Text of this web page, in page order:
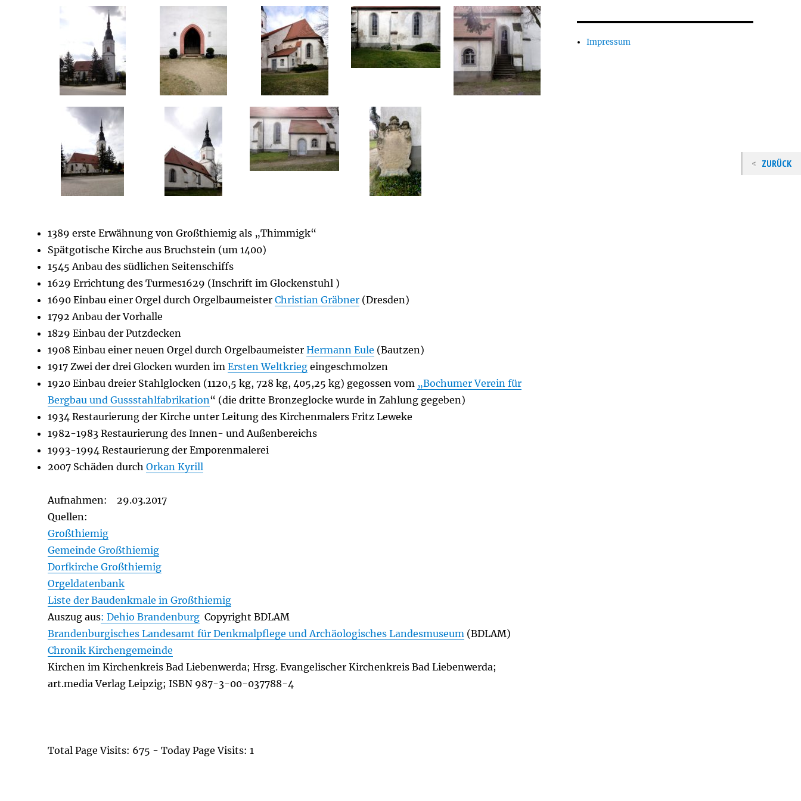
1389 erste Erwähnung von Großthiemig als „Thimmigk“
Spätgotische Kirche aus Bruchstein (um 1400)
1545 Anbau des südlichen Seitenschiffs
1629 Errichtung des Turmes1629 (Inschrift im Glockenstuhl )
1690 Einbau einer Orgel durch OrgelbaumeisterChristian Gräbner (Dresden)
1792 Anbau der Vorhalle
1829 Einbau der Putzdecken
1908 Einbau einer neuen Orgel durch OrgelbaumeisterHermann Eule (Bautzen)
1917 Zwei der drei Glocken wurden imErsten Weltkrieg eingeschmolzen
1920 Einbau dreier Stahlglocken (1120,5 kg, 728 kg, 405,25 kg) gegossen vom „Bochumer Verein für
Bergbau und Gussstahlfabrikation“ (die dritte Bronzeglocke wurde in Zahlung gegeben)
1934 Restaurierung der Kirche unter Leitung des Kirchenmalers Fritz Leweke
1982-1983 Restaurierung des Innen- und Außenbereichs
1993-1994 Restaurierung der Emporenmalerei
2007 Schäden durchOrkan Kyrill
Aufnahmen: 29.03.2017
Quellen:
Großthiemig
Gemeinde Großthiemig
Dorfkirche Großthiemig
Orgeldatenbank
Liste der Baudenkmale in Großthiemig
Auszug aus: Dehio Brandenburg Copyright BDLAM
Brandenburgisches Landesamt für Denkmalpflege und Archäologisches Landesmuseum (BDLAM)
Chronik Kirchengemeinde
Kirchen im Kirchenkreis Bad Liebenwerda; Hrsg. Evangelischer Kirchenkreis Bad Liebenwerda;
art.media Verlag Leipzig; ISBN 987-3-00-037788-4
Total Page Visits: 675 - Today Page Visits: 1
Impressum
ZURÜCK